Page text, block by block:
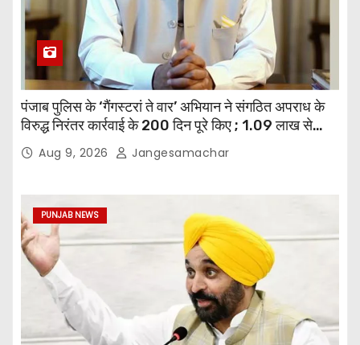
पंजाब पुलिस के ‘गैंगस्टरां ते वार’ अभियान ने संगठित अपराध के
विरुद्ध निरंतर कार्रवाई के 200 दिन पूरे किए ; 1.09 लाख से
अधिक छापेमारियाँ कीं, 1,532 घोषित अपराधी गिरफ़्तार किए
Aug 9, 2026 Jangesamachar
PUNJAB NEWS